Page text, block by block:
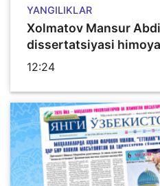
YANGILIKLAR
Xolmatov Mansur
dissertatsiyasi
12:24